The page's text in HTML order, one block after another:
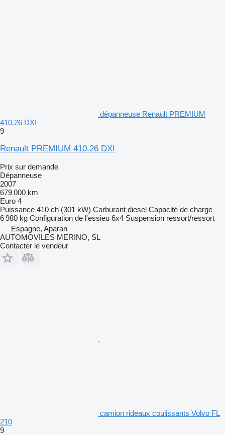
dépanneuse Renault PREMIUM
410.26 DXI
9
Renault PREMIUM 410.26 DXI
Prix sur demande
Dépanneuse
2007
679 000 km
Euro 4
Puissance 410 ch (301 kW) Carburant diesel Capacité de charge
6 980 kg Configuration de l'essieu 6x4 Suspension ressort/ressort
Espagne, Aparan
AUTOMOVILES MERINO, SL
Contacter le vendeur
camion rideaux coulissants Volvo FL
210
9